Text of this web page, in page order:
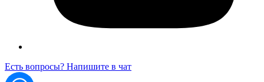
Есть вопросы? Напишите в чат